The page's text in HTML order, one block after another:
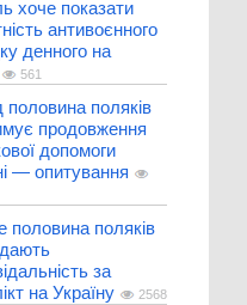
хоче показати
антивоєнного
денного на
561
половина поляків
продовження
допомоги
— опитування
половина поляків
за
на Україну
2568